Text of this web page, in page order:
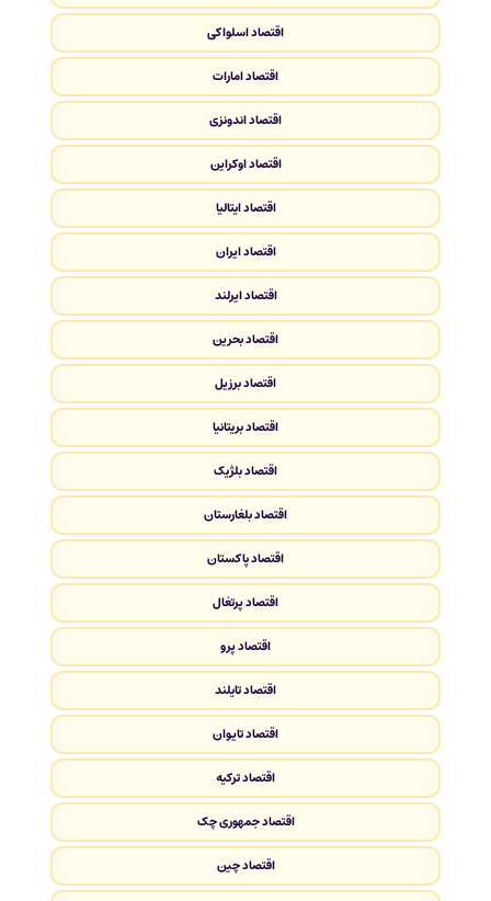
اقتصاد اسلواکی
اقتصاد امارات
اقتصاد اندونزی
اقتصاد اوکراین
اقتصاد ایتالیا
اقتصاد ایران
اقتصاد ایرلند
اقتصاد بحرین
اقتصاد برزیل
اقتصاد بریتانیا
اقتصاد بلژیک
اقتصاد بلغارستان
اقتصاد پاکستان
اقتصاد پرتغال
اقتصاد پرو
اقتصاد تایلند
اقتصاد تایوان
اقتصاد ترکیه
اقتصاد جمهوری چک
اقتصاد چین